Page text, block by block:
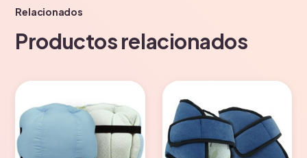
Relacionados
Productos relacionados